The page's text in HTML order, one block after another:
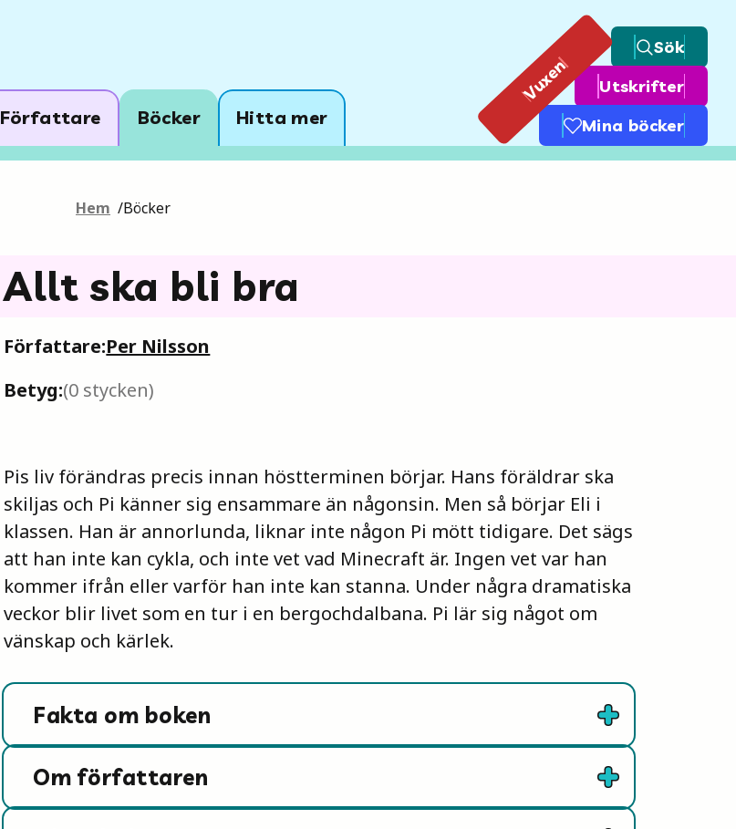
Författare Böcker Hitta mer
Vuxen
Sök
Utskrifter
Mina böcker
Hem /Böcker
Allt ska bli bra
Författare:Per Nilsson
Betyg:(0 stycken)
Pis liv förändras precis innan höstterminen börjar. Hans föräldrar ska
skiljas och Pi känner sig ensammare än någonsin. Men så börjar Eli i
klassen. Han är annorlunda, liknar inte någon Pi mött tidigare. Det sägs
att han inte kan cykla, och inte vet vad Minecraft är. Ingen vet var han
kommer ifrån eller varför han inte kan stanna. Under några dramatiska
veckor blir livet som en tur i en bergochdalbana. Pi lär sig något om
vänskap och kärlek.
Fakta om boken
Om författaren